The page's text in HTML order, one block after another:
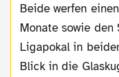
Beide werfen einen Blick auf die vergangenen
Monate sowie den
Ligapokal in
Blick in die